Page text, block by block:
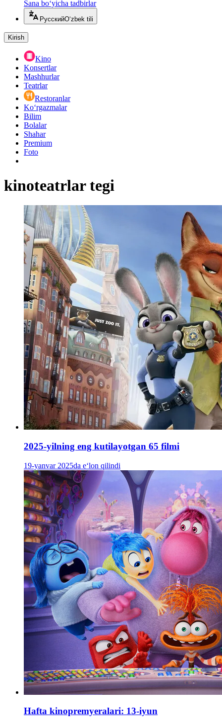
Sana bo‘yicha tadbirlar
РусскийO‘zbek tili
Kirish
Kino
Konsertlar
Mashhurlar
Teatrlar
Restoranlar
Ko‘rgazmalar
Bilim
Bolalar
Shahar
Premium
Foto
kinoteatrlar tegi
2025-yilning eng kutilayotgan 65 filmi
19-yanvar 2025da e‘lon qilindi
Hafta kinopremyeralari: 13-iyun